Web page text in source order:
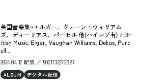
英国音楽集~エルガー、ヴォーン・ウィリアム
ズ、ディーリアス、パーセル 他(ハイレゾ有) / Br
itish Music. Elgar, Vaughan Williams, Delius, Purc
ell...
2024.04.12 配信 ／ 5021732273987
ALBUM デジタル配信